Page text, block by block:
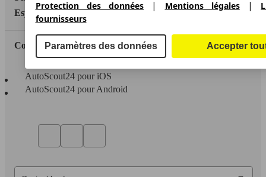
Espace Pro
Contact
AutoScout24 pour iOS
AutoScout24 pour Android
Protection des données | Mentions légales|
fournisseurs
Paramètres des données Accepter